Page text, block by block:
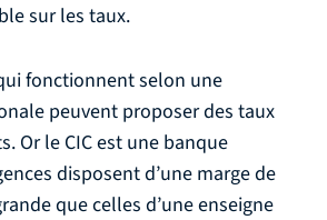
sur les taux.
fonctionnent selon une
peuvent proposer des taux
Or le CIC est une banque
disposent d’une marge de
que celles d’une enseigne